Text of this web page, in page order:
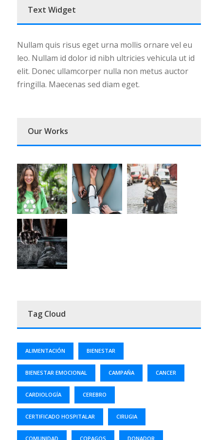
Text Widget
Nullam quis risus eget urna mollis ornare vel eu
leo. Nullam id dolor id nibh ultricies vehicula ut id
elit. Donec ullamcorper nulla non metus auctor
fringilla. Maecenas sed diam eget.
Our Works
Tag Cloud
ALIMENTACIÓN BIENESTAR
BIENESTAR EMOCIONAL CAMPAÑA CANCER
CARDIOLOGÍA CEREBRO
CERTIFICADO HOSPITALAR CIRUGIA
COMUNIDAD COPAGOS DONADOR